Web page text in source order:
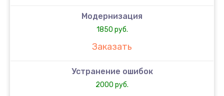
Модернизация
1850 руб.
Заказать
Устранение ошибок
2000 руб.